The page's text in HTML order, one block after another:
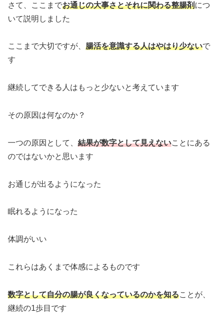
さて、ここまでお通じの大事さとそれに関わる整腸剤につ
いて説明しました
ここまで大切ですが、 腸活を意識する人はやはり少ないで
す
継続してできる人はもっと少ないと考えています
その原因は何なのか？
一つの原因として、 結果が数字として見えないことにある
のではないかと思います
お通じが出るようになった
眠れるようになった
体調がいい
これらはあくまで体感によるものです
数字として自分の腸が良くなっているのかを知ることが、
継続の1歩目です